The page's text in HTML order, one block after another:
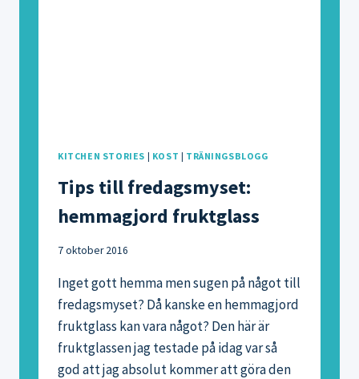
KITCHEN STORIES | KOST | TRÄNINGSBLOGG
Tips till fredagsmyset:
hemmagjord fruktglass
7 oktober 2016
Inget gott hemma men sugen på något till
fredagsmyset? Då kanske en hemmagjord
fruktglass kan vara något? Den här är
fruktglassen jag testade på idag var så
god att jag absolut kommer att göra den